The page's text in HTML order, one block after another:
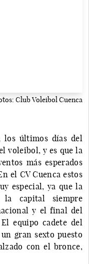
Club Voleibol Cuenca
los últimos días del
voleibol, y es que la
más esperados
el CV Cuenca estos
especial, ya que la
capital siempre
y el final del
equipo cadete del
gran sexto puesto
con el bronce,